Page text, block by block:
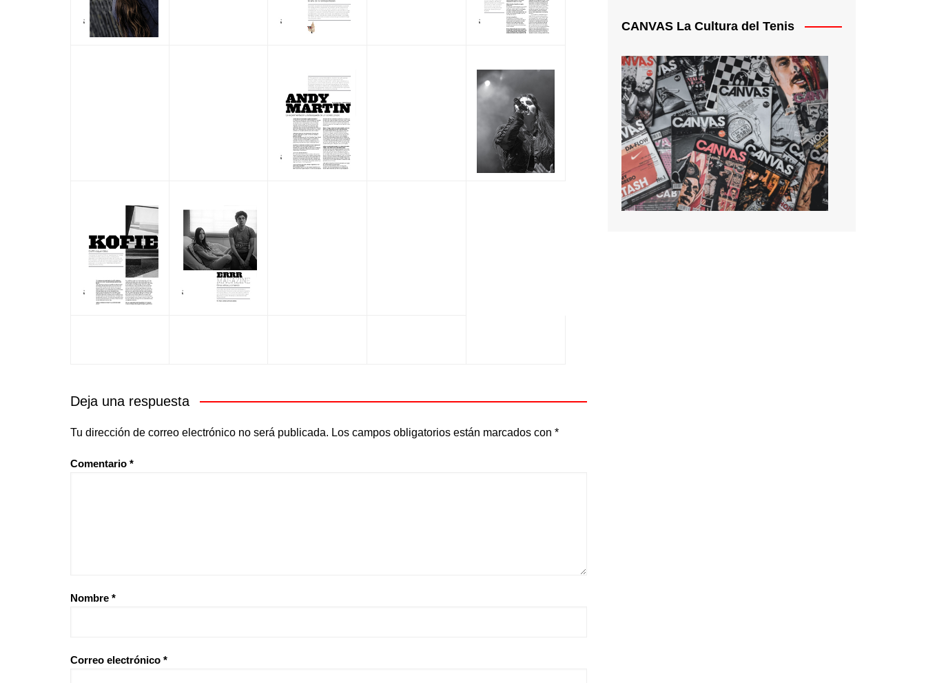
Deja una respuesta
Tu dirección de correo electrónico no será publicada. Los campos obligatorios están marcados con *
Comentario *
Nombre *
Correo electrónico *
CANVAS La Cultura del Tenis